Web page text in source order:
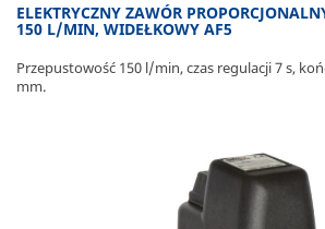
ELEKTRYCZNY ZAWÓR
150 L/MIN, WIDEŁKOWY AF5
Przepustowość 150 l/min, czas regulacji 7 s,
mm.